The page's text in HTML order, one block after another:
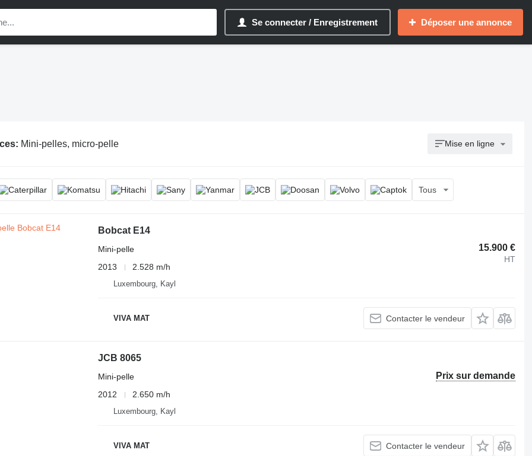
Se connecter / Enregistrement Déposer une annonce
Mini-pelles, micro-pelle Mise en ligne
Tous
Bobcat E14
15.900 €
HT
Mini-pelle
2013
2.528 m/h
Luxembourg, Kayl
VIVA MAT Contacter le vendeur
JCB 8065
Prix sur demande
Mini-pelle
2012
2.650 m/h
Luxembourg, Kayl
VIVA MAT Contacter le vendeur